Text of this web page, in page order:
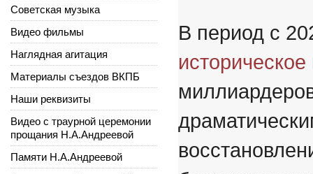
В период с
историческое
Советская музыка
Видео фильмы
Наглядная агитация
Материалы съездов ВКПБ
Наши реквизиты
Видео с траурной церемонии
прощания Н.А.Андреевой
Памяти Н.А.Андреевой